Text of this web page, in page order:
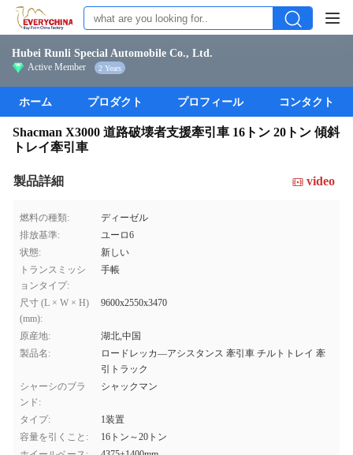
Hubei Runli Special Automobile Co., Ltd.
Active Member 2 Years
ホーム プロダクト プロフィール コンタクト
Shacman X3000 道路破壊者支援牽引車 16トン 20トン 傾斜
トレイ牽引車
製品詳細 video
燃料の種類:
ディーゼル
排放基準:
ユーロ6
状態:
新しい
トランスミッシ
ョンタイプ:
手帳
尺寸 (L × W × H)
(mm):
9600x2550x3470
原産地:
湖北,中国
製品名:
ロードレッカ―アシスタンス 牽引車 チルトトレイ 牽
引トラック
シャーシのブラ
ンド:
シャックマン
タイプ:
1装置
容量を引くこと:
16トン～20トン